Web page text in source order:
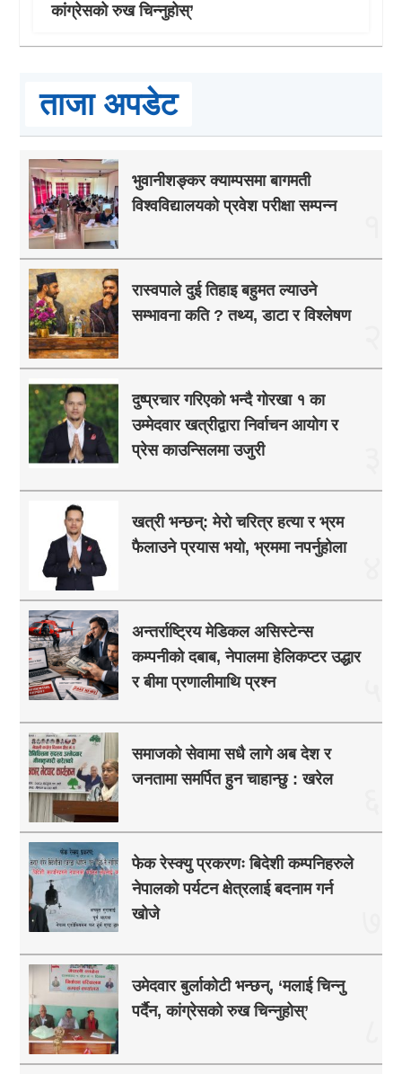
कांग्रेसको रुख चिन्नुहोस्’
ताजा अपडेट
भुवानीशङ्कर क्याम्पसमा बागमती
विश्वविद्यालयको प्रवेश परीक्षा सम्पन्न
रास्वपाले दुई तिहाइ बहुमत ल्याउने
सम्भावना कति ? तथ्य, डाटा र विश्लेषण
दुष्प्रचार गरिएको भन्दै गोरखा १ का
उम्मेदवार खत्रीद्वारा निर्वाचन आयोग र
प्रेस काउन्सिलमा उजुरी
खत्री भन्छन्: मेरो चरित्र हत्या र भ्रम
फैलाउने प्रयास भयो, भ्रममा नपर्नुहोला
अन्तर्राष्ट्रिय मेडिकल असिस्टेन्स
कम्पनीको दबाब, नेपालमा हेलिकप्टर उद्धार
र बीमा प्रणालीमाथि प्रश्न
समाजको सेवामा सधै लागे अब देश र
जनतामा समर्पित हुन चाहान्छु : खरेल
फेक रेस्क्यु प्रकरणः बिदेशी कम्पनिहरुले
नेपालको पर्यटन क्षेत्रलाई बदनाम गर्न
खोजे
उमेदवार बुर्लाकोटी भन्छन्, ‘मलाई चिन्नु
पर्दैन, कांग्रेसको रुख चिन्नुहोस्’